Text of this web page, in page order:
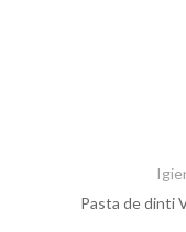
Pasta de dinti